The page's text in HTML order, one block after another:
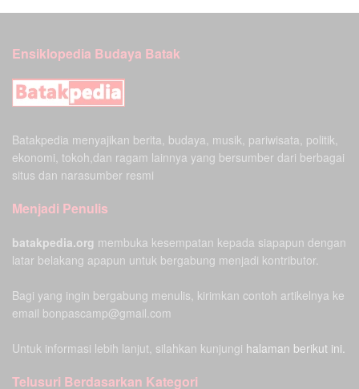
Ensiklopedia Budaya Batak
Batakpedia menyajikan berita, budaya, musik, pariwisata, politik,
ekonomi, tokoh,dan ragam lainnya yang bersumber dari berbagai
situs dan narasumber resmi
Menjadi Penulis
batakpedia.org membuka kesempatan kepada siapapun dengan
latar belakang apapun untuk bergabung menjadi kontributor.
Bagi yang ingin bergabung menulis, kirimkan contoh artikelnya ke
email bonpascamp@gmail.com
Untuk informasi lebih lanjut, silahkan kunjungi halaman berikut ini.
Telusuri Berdasarkan Kategori